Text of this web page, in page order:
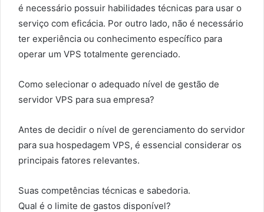
é necessário possuir habilidades técnicas para usar o
serviço com eficácia. Por outro lado, não é necessário
ter experiência ou conhecimento específico para
operar um VPS totalmente gerenciado.
Como selecionar o adequado nível de gestão de
servidor VPS para sua empresa?
Antes de decidir o nível de gerenciamento do servidor
para sua hospedagem VPS, é essencial considerar os
principais fatores relevantes.
Suas competências técnicas e sabedoria.
Qual é o limite de gastos disponível?